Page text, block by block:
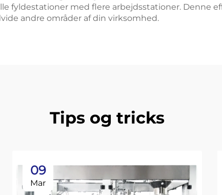
fyldestationer med flere arbejdsstationer. Denne
andre områder af din virksomhed.
Tips og tricks
09
Mar